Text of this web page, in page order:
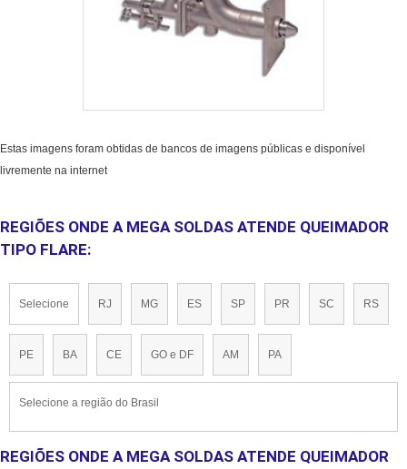
Estas imagens foram obtidas de bancos de imagens públicas e disponível
livremente na internet
REGIÕES ONDE A MEGA SOLDAS ATENDE QUEIMADOR
TIPO FLARE:
Selecione RJ MG ES SP PR SC RS
PE BA CE GO e DF AM PA
Selecione a região do Brasil
REGIÕES ONDE A MEGA SOLDAS ATENDE QUEIMADOR